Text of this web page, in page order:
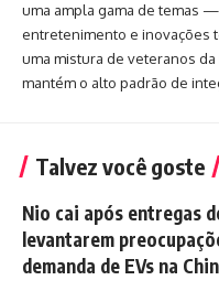
uma ampla gama de temas
entretenimento e inovações
uma mistura de veteranos
mantém o alto padrão de
Talvez você goste
Nio cai após entregas
levantarem
demanda de EVs na